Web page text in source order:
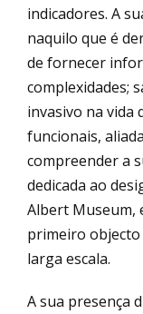
indicadores. A
naquilo que é
de fornecer
complexidades;
invasivo na vida
funcionais,
compreender a
dedicada ao
Albert Museum,
primeiro
larga escala.
A sua presença